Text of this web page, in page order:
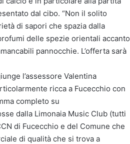
dal cibo. “Non il solito
di sapori che spazia dalla
delle spezie orientali accanto
pannocchie. L’offerta sarà
l’assessore Valentina
ricca a Fucecchio con
completo su
dalla Limonaia Music Club (tutti
di Fucecchio e del Comune che
di qualità che si trova a